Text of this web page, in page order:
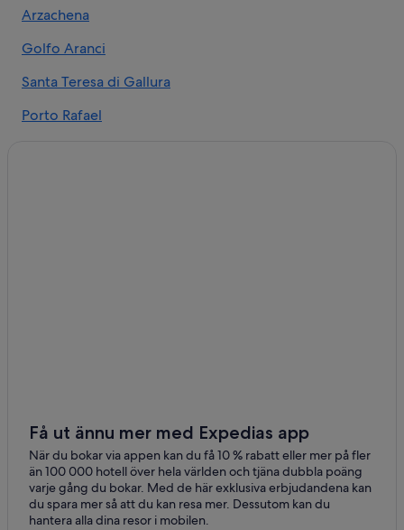
Arzachena
Golfo Aranci
Santa Teresa di Gallura
Porto Rafael
Porto Istana
Vaccileddi
Luogosanto
Få ut ännu mer med Expedias app
När du bokar via appen kan du få 10 % rabatt eller mer på fler
än 100 000 hotell över hela världen och tjäna dubbla poäng
varje gång du bokar. Med de här exklusiva erbjudandena kan
du spara mer så att du kan resa mer. Dessutom kan du
hantera alla dina resor i mobilen.